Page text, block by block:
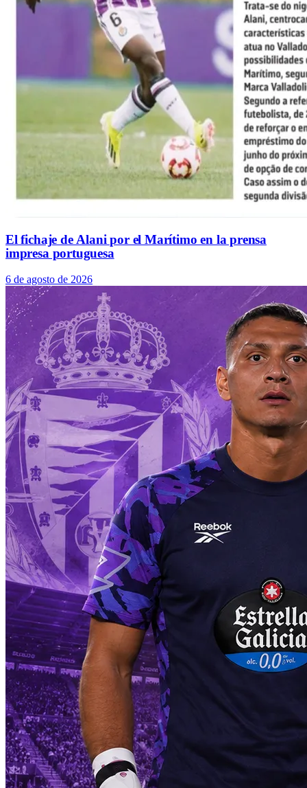
El fichaje de Alani por el Marítimo en la prensa
impresa portuguesa
6 de agosto de 2026